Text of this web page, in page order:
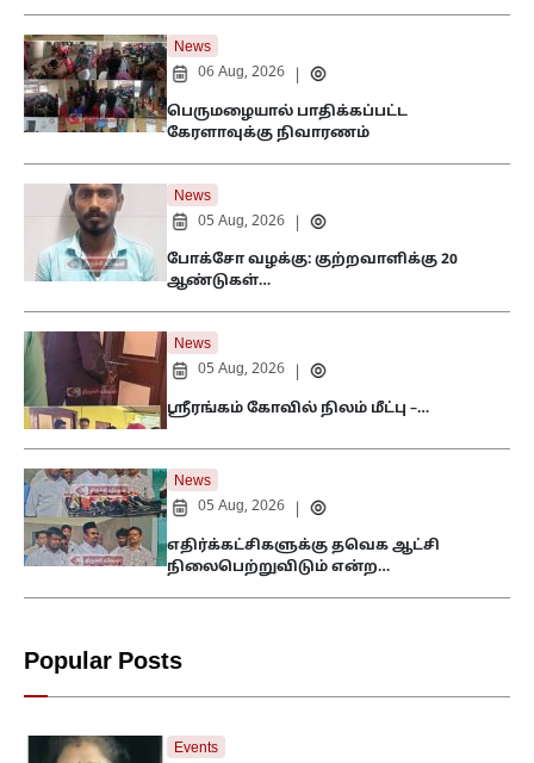
News
06 Aug, 2026
பெருமழையால் பாதிக்கப்பட்ட
கேரளாவுக்கு நிவாரணம்
News
05 Aug, 2026
போக்சோ வழக்கு: குற்றவாளிக்கு 20
ஆண்டுகள்…
News
05 Aug, 2026
ஸ்ரீரங்கம் கோவில் நிலம் மீட்பு –…
News
05 Aug, 2026
எதிர்க்கட்சிகளுக்கு தவெக ஆட்சி
நிலைபெற்றுவிடும் என்ற…
Popular Posts
Events